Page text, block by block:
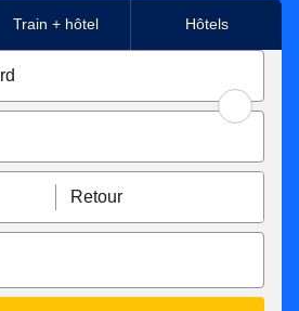
Train + hôtel Hôtels
Retour